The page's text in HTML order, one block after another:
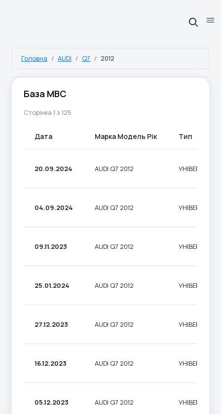
Головна AUDI Q7 2012
База МВС
Сторінка 1 з 125
Дата Марка Модель Рік Тип
20.09.2024 AUDI Q7 2012 УНІВЕРСАЛ
04.09.2024 AUDI Q7 2012 УНІВЕРСАЛ
09.11.2023 AUDI Q7 2012 УНІВЕРСАЛ
25.01.2024 AUDI Q7 2012 УНІВЕРСАЛ
27.12.2023 AUDI Q7 2012 УНІВЕРСАЛ
16.12.2023 AUDI Q7 2012 УНІВЕРСАЛ
05.12.2023 AUDI Q7 2012 УНІВЕРСАЛ